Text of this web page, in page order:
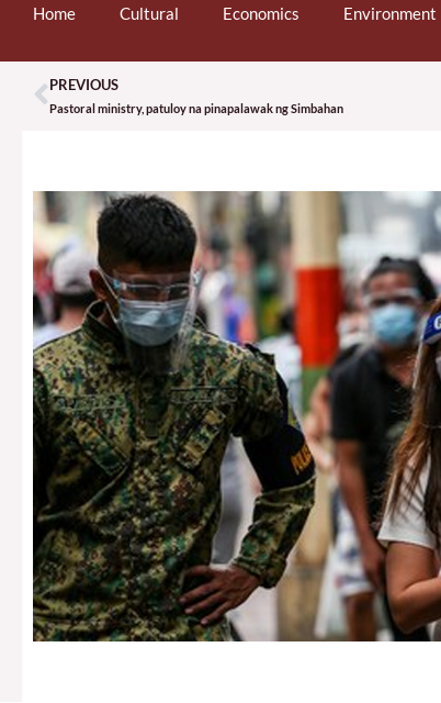
Home Cultural Economics Environment
Prev
PREVIOUS
Pastoral ministry, patuloy na pinapalawak ng Simbahan